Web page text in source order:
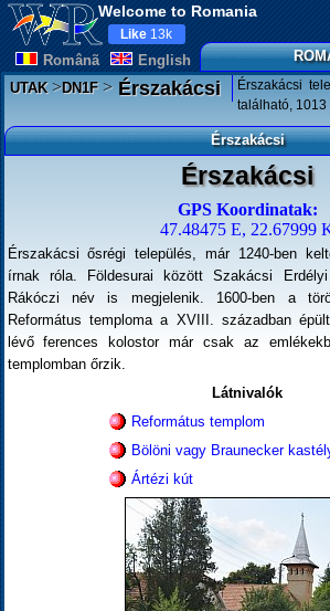
Welcome to Romania
Românã English
Like 13k
UTAK>DN1F>Érszakácsi
Érszakácsi
található, 1013
Érszakácsi
Érszakácsi
GPS Koordinatak:
47.48475 E, 22.67999
Érszakácsi ősrégi település, már 1240-ben
írnak róla. Földesurai között Szakácsi
Rákóczi név is megjelenik. 1600-ben a
Református temploma a XVIII. században
lévő ferences kolostor már csak az
templomban őrzik.
Látnivalók
Református templom
Bölöni vagy Braunecker
Ártézi kút